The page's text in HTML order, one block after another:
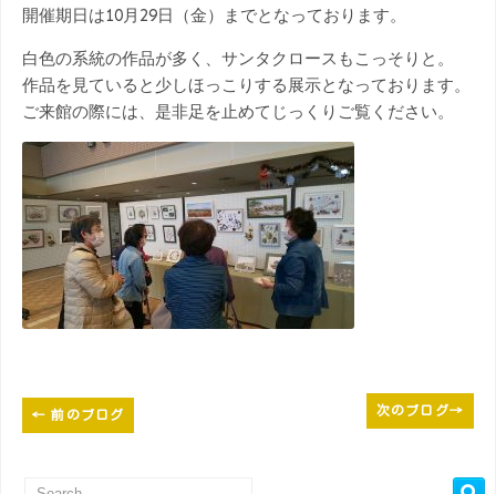
開催期日は10月29日（金）までとなっております。
白色の系統の作品が多く、サンタクロースもこっそりと。
作品を見ていると少しほっこりする展示となっております。
ご来館の際には、是非足を止めてじっくりご覧ください。
← 前のブログ 次のブログ→